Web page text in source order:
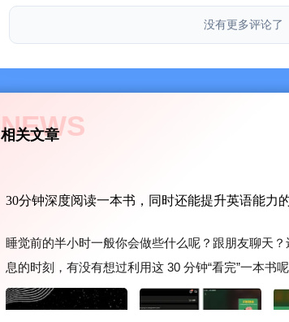
“So many books, so little time!” Well, no wordy
summaries. Unlock the big ideas from world
Leadership Development, Art, Business, Stories and
complemented with a mind map that highlights the
grasp the gist of the book at a glance. We are
●How Does Bookey Make Your Life Easier?
Audio versions for hands-free learning
Mind map for each book
Download mode for learning without Wi-Fi
没有更多评论了
NEWS
相关文章
30分钟深度阅读一本书，同时还能提升英语能力
睡觉前的半小时一般你会做些什么呢？跟朋友聊天
息的时刻，有没有想过利用这 30 分钟“看完”一本书
呢？在我们的认知里，看完一本书快则 4-5 小时，长